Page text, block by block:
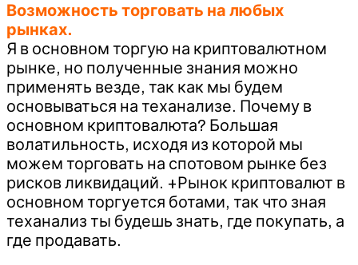
Возможность торговать на любых
рынках.
Я в основном торгую на криптовалютном
рынке, но полученные знания можно
применять везде, так как мы будем
основываться на теханализе. Почему в
основном криптовалюта? Большая
волатильность, исходя из которой мы
можем торговать на спотовом рынке без
рисков ликвидаций. +Рынок криптовалют в
основном торгуется ботами, так что зная
теханализ ты будешь знать, где покупать, а
где продавать.